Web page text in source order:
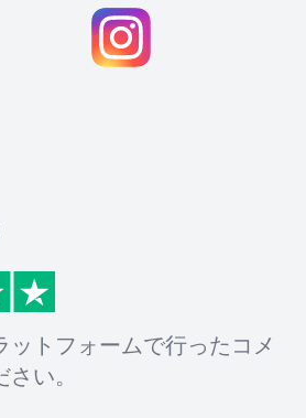
ットフォームで行ったコメ
い。